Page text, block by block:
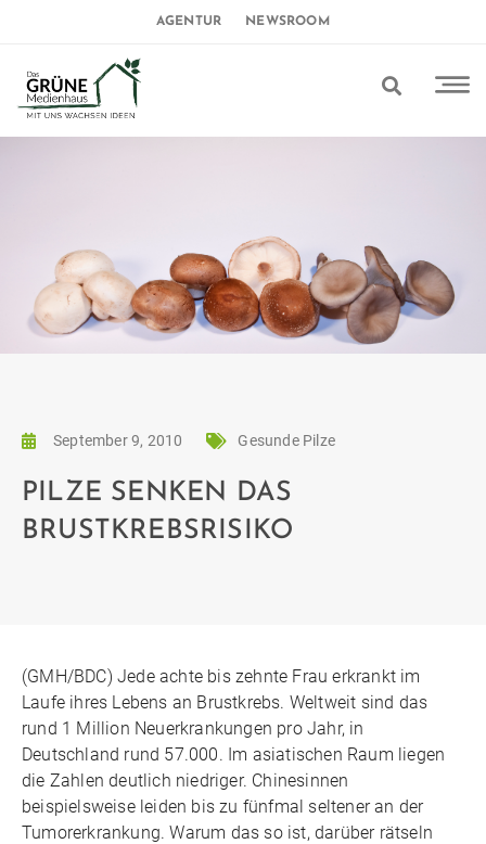
AGENTUR NEWSROOM
September 9, 2010 Gesunde Pilze
PILZE SENKEN DAS
BRUSTKREBSRISIKO
(GMH/BDC) Jede achte bis zehnte Frau erkrankt im
Laufe ihres Lebens an Brustkrebs. Weltweit sind das
rund 1 Million Neuerkrankungen pro Jahr, in
Deutschland rund 57.000. Im asiatischen Raum liegen
die Zahlen deutlich niedriger. Chinesinnen
beispielsweise leiden bis zu fünfmal seltener an der
Tumorerkrankung. Warum das so ist, darüber rätseln